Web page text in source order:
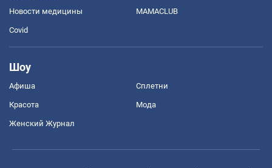
Новости медицины MAMACLUB
Covid
Шоу
Афиша Сплетни
Красота Мода
Женский Журнал